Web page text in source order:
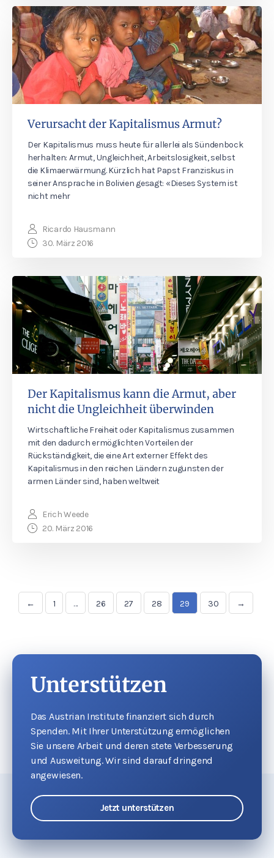
Verursacht der Kapitalismus Armut?
Der Kapitalismus muss heute für allerlei als Sündenbock
herhalten: Armut, Ungleichheit, Arbeitslosigkeit, selbst
die Klimaerwärmung. Kürzlich hat Papst Franziskus in
seiner Ansprache in Bolivien gesagt: «Dieses System ist
nicht mehr
Ricardo Hausmann
30. März 2016
Der Kapitalismus kann die Armut, aber
nicht die Ungleichheit überwinden
Wirtschaftliche Freiheit oder Kapitalismus zusammen
mit den dadurch ermöglichten Vorteilen der
Rückständigkeit, die eine Art externer Effekt des
Kapitalismus in den reichen Ländern zugunsten der
armen Länder sind, haben weltweit
Erich Weede
20. März 2016
← 1 … 26 27 28 29 30 →
Unterstützen
Das Austrian Institute finanziert sich durch
Spenden. Mit Ihrer Unterstützung ermöglichen
Sie unsere Arbeit und deren stete Verbesserung
und Ausweitung. Wir sind darauf dringend
angewiesen.
Jetzt unterstützen